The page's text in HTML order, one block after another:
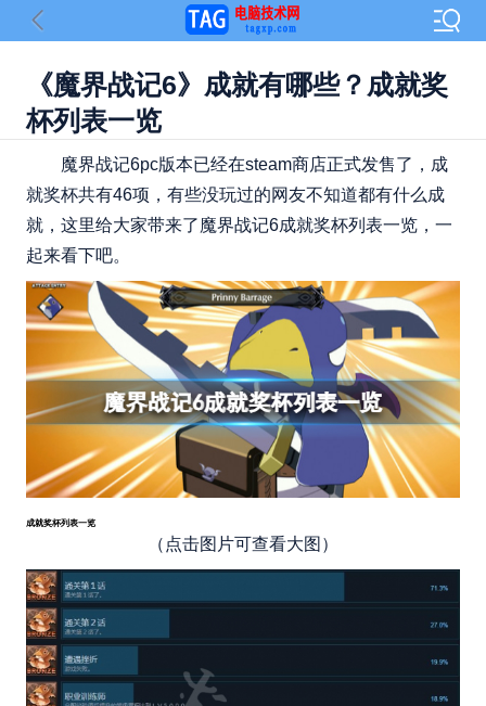
《魔界战记6》成就有哪些？成就奖
杯列表一览
魔界战记6pc版本已经在steam商店正式发售了，成
就奖杯共有46项，有些没玩过的网友不知道都有什么成
就，这里给大家带来了魔界战记6成就奖杯列表一览，一
起来看下吧。
成就奖杯列表一览
（点击图片可查看大图）